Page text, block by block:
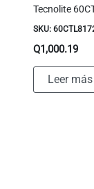
Tecnolite
SKU:
Q1,000.19
Leer más